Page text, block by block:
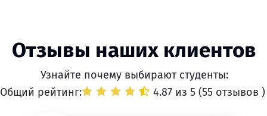
Отзывы наших клиентов
Узнайте почему выбирают студенты:
Общий рейтинг:
4.87 из 5 (55 отзывов )